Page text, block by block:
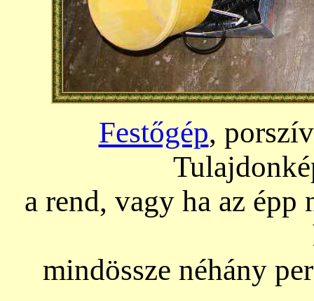
Festőgép,
a rend, vagy ha az épp
mindössze néhány